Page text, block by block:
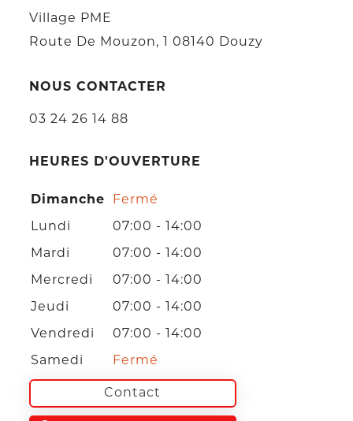
Village PME
Route De Mouzon, 1 08140 Douzy
NOUS CONTACTER
03 24 26 14 88
HEURES D'OUVERTURE
Dimanche Fermé
Lundi 07:00 - 14:00
Mardi 07:00 - 14:00
Mercredi 07:00 - 14:00
Jeudi 07:00 - 14:00
Vendredi 07:00 - 14:00
Samedi Fermé
Contact